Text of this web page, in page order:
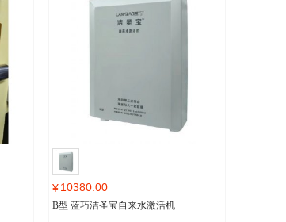
¥10380.00
B型 蓝巧洁圣宝自来水激活机